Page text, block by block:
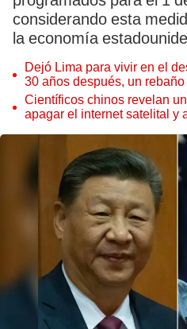
considerando esta
la economía
Dejó Lima para vivir en el
30 años después, un
sorprendente ecosistema
Científicos chinos revelan
apagar el internet satelital y